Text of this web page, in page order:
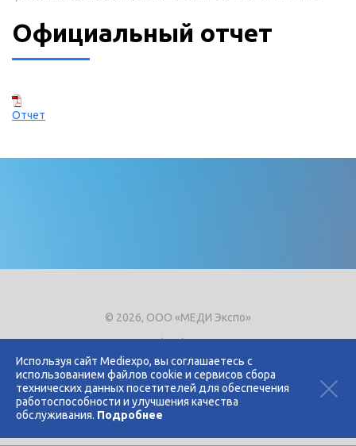
Используя сайт Mediexpo, вы соглашаетесь с
использованием файлов cookie и сервисов сбора
технических данных посетителей для обеспечения
работоспособности и улучшения качества
обслуживания. Подробнее
Официальный отчет
Отчет
© 2026, ООО «МЕДИ Экспо»
Тел.+7 (495) 721-8866
E-mail:expo@mediexpo.ru
Контакты
Политика использования cookies
Политика конфиденциальности